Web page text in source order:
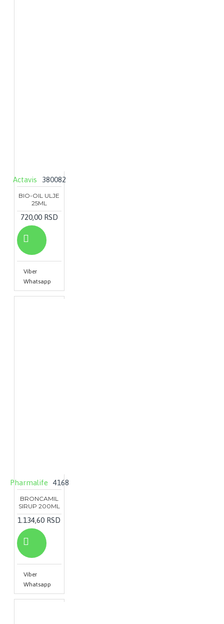
Actavis 380082
BIO-OIL ULJE
25ML
720,00 RSD
Viber
Whatsapp
Pharmalife 4168
BRONCAMIL
SIRUP 200ML
1.134,60 RSD
Viber
Whatsapp